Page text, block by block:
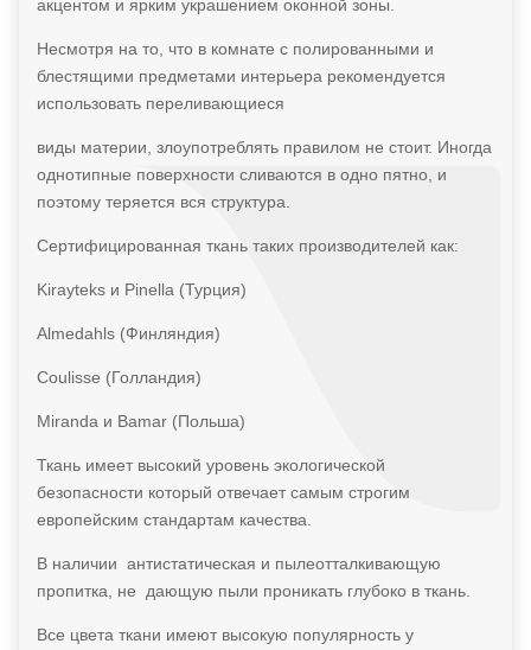
акцентом и ярким украшением оконной зоны.
Несмотря на то, что в комнате с полированными и
блестящими предметами интерьера рекомендуется
использовать переливающиеся
виды материи, злоупотреблять правилом не стоит. Иногда
однотипные поверхности сливаются в одно пятно, и
поэтому теряется вся структура.
Сертифицированная ткань таких производителей как:
Kirayteks и Pinella (Турция)
Almedahls (Финляндия)
Coulisse (Голландия)
Miranda и Bamar (Польша)
Ткань имеет высокий уровень экологической
безопасности который отвечает самым строгим
европейским стандартам качества.
В наличии антистатическая и пылеотталкивающую
пропитка, не дающую пыли проникать глубоко в ткань.
Все цвета ткани имеют высокую популярность у